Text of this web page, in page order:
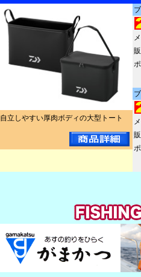
自立しやすい厚肉ボディの大型トート